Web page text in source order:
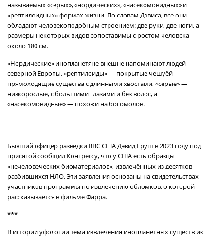
называемых «серых», «нордических», «насекомовидных» и
«рептилоидных» формах жизни. По словам Дэвиса, все они
обладают человекоподобным строением: две руки, две ноги, а
размеры некоторых видов сопоставимы с ростом человека —
около 180 см.
«Нордические» инопланетяне внешне напоминают людей
северной Европы, «рептилоиды» — покрытые чешуёй
прямоходящие существа с длинными хвостами, «серые» —
низкорослые, с большими глазами и без волос, а
«насекомовидные» — похожи на богомолов.
Бывший офицер разведки ВВС США Дэвид Груш в 2023 году под
присягой сообщил Конгрессу, что у США есть образцы
«нечеловеческих биоматериалов», извлечённых из десятков
разбившихся НЛО. Эти заявления основаны на свидетельствах
участников программы по извлечению обломков, о которой
рассказывается в фильме Фарра.
***
В истории уфологии тема извлечения инопланетных существ из